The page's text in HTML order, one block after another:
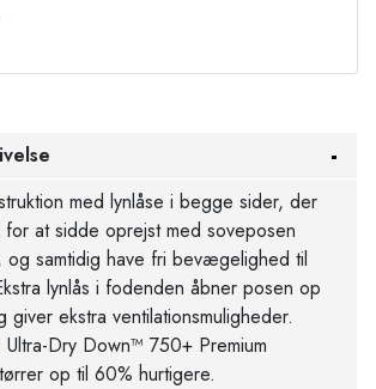
med lynlåse i begge sider, der
for at sidde oprejst med soveposen
og samtidig have fri bevægelighed til
lynlås i fodenden åbner posen op
ekstra ventilationsmuligheder.
Ultra-Dry Down™ 750+ Premium
op til 60% hurtigere.